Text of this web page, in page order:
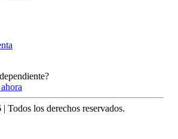
| Todos los derechos reservados.